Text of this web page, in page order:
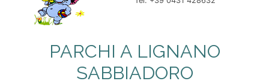
PARCHI A LIGNANO
SABBIADORO